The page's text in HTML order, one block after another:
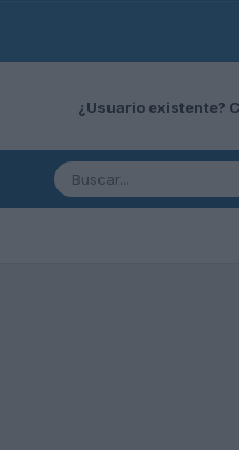
¿Usuario existente?